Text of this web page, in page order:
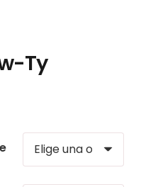
Ty